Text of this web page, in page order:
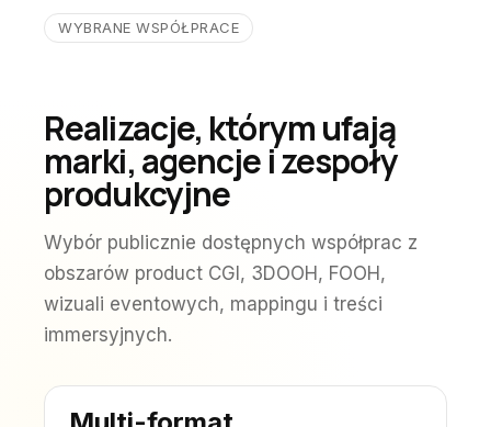
WYBRANE WSPÓŁPRACE
Realizacje, którym ufają
marki, agencje i zespoły
produkcyjne
Wybór publicznie dostępnych współprac z
obszarów product CGI, 3DOOH, FOOH,
wizuali eventowych, mappingu i treści
immersyjnych.